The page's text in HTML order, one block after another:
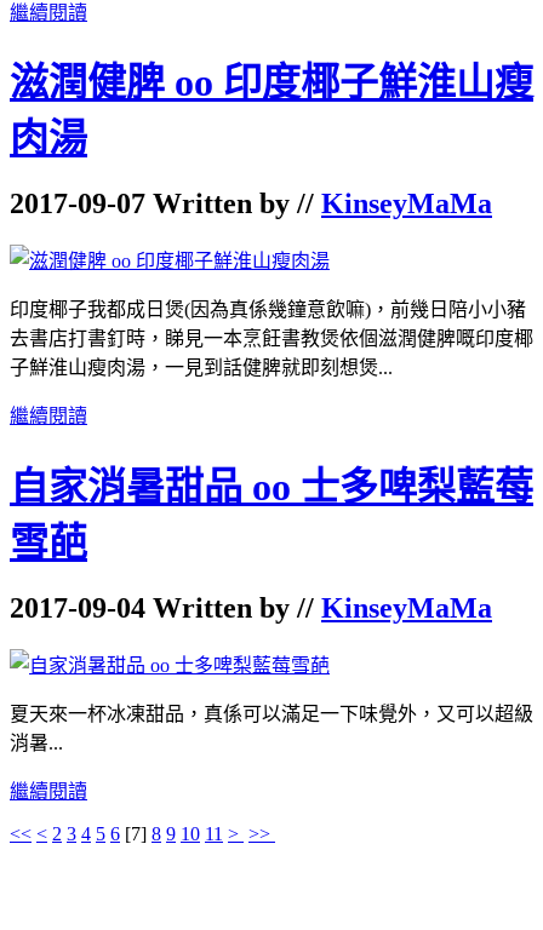
繼續閱讀
滋潤健脾 oo 印度椰子鮮淮山瘦
肉湯
2017-09-07 Written by // KinseyMaMa
印度椰子我都成日煲(因為真係幾鐘意飲嘛)，前幾日陪小小豬
去書店打書釘時，睇見一本烹飪書教煲依個滋潤健脾嘅印度椰
子鮮淮山瘦肉湯，一見到話健脾就即刻想煲...
繼續閱讀
自家消暑甜品 oo 士多啤梨藍莓
雪葩
2017-09-04 Written by // KinseyMaMa
夏天來一杯冰凍甜品，真係可以滿足一下味覺外，又可以超級
消暑...
繼續閱讀
<< < 2 3 4 5 6 [7] 8 9 10 11 > >>